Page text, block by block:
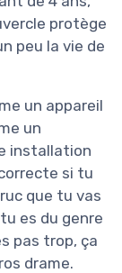
protège
peu la vie de
un appareil
un
installation
si tu
que tu vas
es du genre
pas trop, ça
drame.